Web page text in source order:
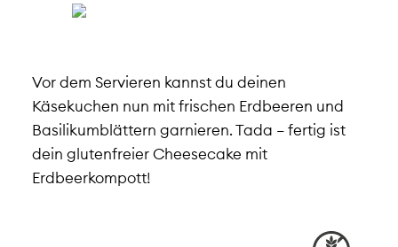
Vor dem Servieren kannst du deinen
Käsekuchen nun mit frischen Erdbeeren und
Basilikumblättern garnieren. Tada – fertig ist
dein glutenfreier Cheesecake mit
Erdbeerkompott!